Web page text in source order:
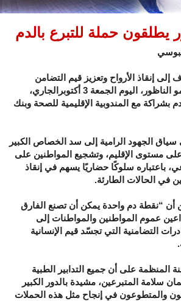
يطلقون حملة للتبرع بالدم
إلى إنقاذ الأرواح وتعزيز قيم التضامن
المجتمعي، أطلق محامو الناظور، اليوم الجمعة 3 أكتوبرالجاري،
بشراكة مع المندوبية الإقليمية للصحة وبنك
سياق الجهود الرامية إلى سد الخصاص الكبير
على مستوى الإقليم، وتشجيع المواطنين على
باعتباره سلوكًا حضاريًا يسهم في إنقاذ
في الحالات الطارئة.
أن “نقطة دم واحدة يمكن أن تصنع الفارق
عموم المواطنين والمواطنات إلى
التضامنية التي تجسّد قيم الإنسانية
المنظمة على أن جميع التدابير الطبية
سلامة المتبرعين، مشيدة بالدور الكبير
والمتطوعون في إنجاح مثل هذه الحملات